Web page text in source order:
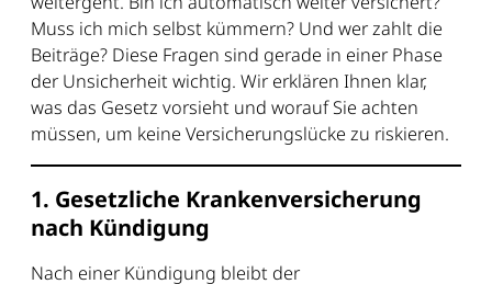
Muss ich mich selbst kümmern? Und wer zahlt die
Beiträge? Diese Fragen sind gerade in einer Phase
der Unsicherheit wichtig. Wir erklären Ihnen klar,
was das Gesetz vorsieht und worauf Sie achten
müssen, um keine Versicherungslücke zu riskieren.
1. Gesetzliche Krankenversicherung
nach Kündigung
Nach einer Kündigung bleibt der